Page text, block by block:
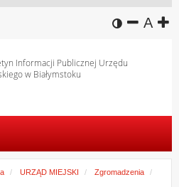
wersja
A
Informacji Publicznej Urzędu
w Białymstoku
URZĄD MIEJSKI
Zgromadzenia